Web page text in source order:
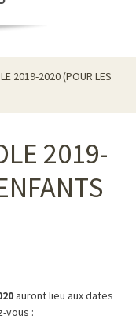
2019-2020 (POUR LES
2019-
auront lieu aux dates
vous :